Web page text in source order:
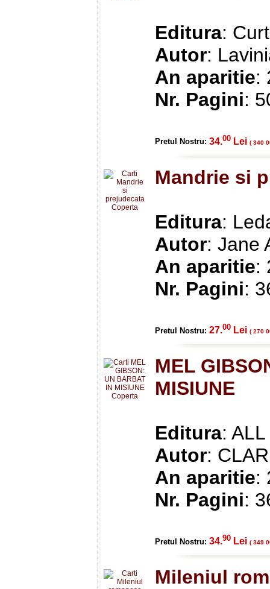
Editura:
Autor:
An aparitie:
Nr. Pagini:
Pretul Nostru: 34.00 Lei ( 340
Mandrie si
Editura:
Autor: Jane
An aparitie:
Nr. Pagini:
Pretul Nostru: 27.00 Lei ( 270
MEL
MISIUNE
Editura: ALL
Autor:
An aparitie:
Nr. Pagini:
Pretul Nostru: 34.90 Lei ( 349
Mileniul